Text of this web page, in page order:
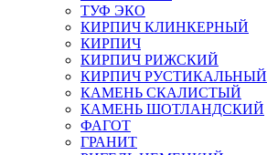
ТУФ ЭКО
КИРПИЧ КЛИНКЕРНЫЙ
КИРПИЧ
КИРПИЧ РИЖСКИЙ
КИРПИЧ РУСТИКАЛЬНЫЙ
КАМЕНЬ СКАЛИСТЫЙ
КАМЕНЬ ШОТЛАНДСКИЙ
ФАГОТ
ГРАНИТ